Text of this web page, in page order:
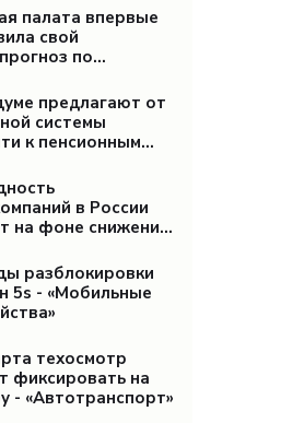
палата впервые
свой
по
предлагают от
системы
к пенсионным
в России
на фоне снижения
разблокировки
5s - «Мобильные
техосмотр
фиксировать на
- «Автотранспорт»